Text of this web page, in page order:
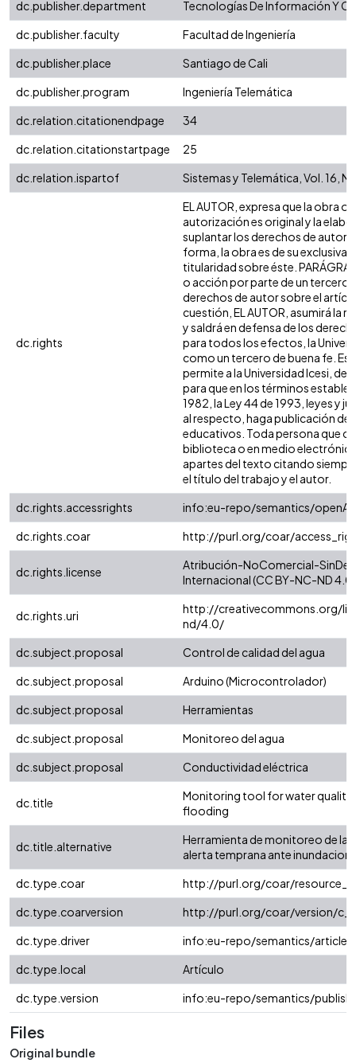
dc.publisher.department
Tecnologías De Información Y
dc.publisher.faculty
Facultad de Ingeniería
dc.publisher.place
Santiago de Cali
dc.publisher.program
Ingeniería Telemática
dc.relation.citationendpage
34
dc.relation.citationstartpage
25
dc.relation.ispartof
Sistemas y Telemática, Vol. 16,
dc.rights
EL AUTOR, expresa que la obra
autorización es original y la
suplantar los derechos de autor
forma, la obra es de su exclusiva
titularidad sobre éste.
o acción por parte de un tercero
derechos de autor sobre el
cuestión, EL AUTOR, asumirá la
y saldrá en defensa de los
para todos los efectos, la
como un tercero de buena fe.
permite a la Universidad Icesi, de
para que en los términos
1982, la Ley 44 de 1993, leyes y
al respecto, haga publicación de
educativos. Toda persona que
biblioteca o en medio
apartes del texto citando
el título del trabajo y el autor.
dc.rights.accessrights
info:eu-repo/semantics/
dc.rights.coar
http://purl.org/coar/
dc.rights.license
Atribución-NoComercial-
Internacional (CC BY-NC-ND 4.0)
dc.rights.uri
http://creativecommons.org/
nd/4.0/
dc.subject.proposal
Control de calidad del agua
dc.subject.proposal
Arduino (Microcontrolador)
dc.subject.proposal
Herramientas
dc.subject.proposal
Monitoreo del agua
dc.subject.proposal
Conductividad eléctrica
dc.title
Monitoring tool for water quality
flooding
dc.title.alternative
Herramienta de monitoreo de la
alerta temprana ante
dc.type.coar
http://purl.org/coar/
dc.type.coarversion
http://purl.org/coar/version/
dc.type.driver
info:eu-repo/semantics/article
dc.type.local
Artículo
dc.type.version
info:eu-repo/semantics/
Files
Original bundle